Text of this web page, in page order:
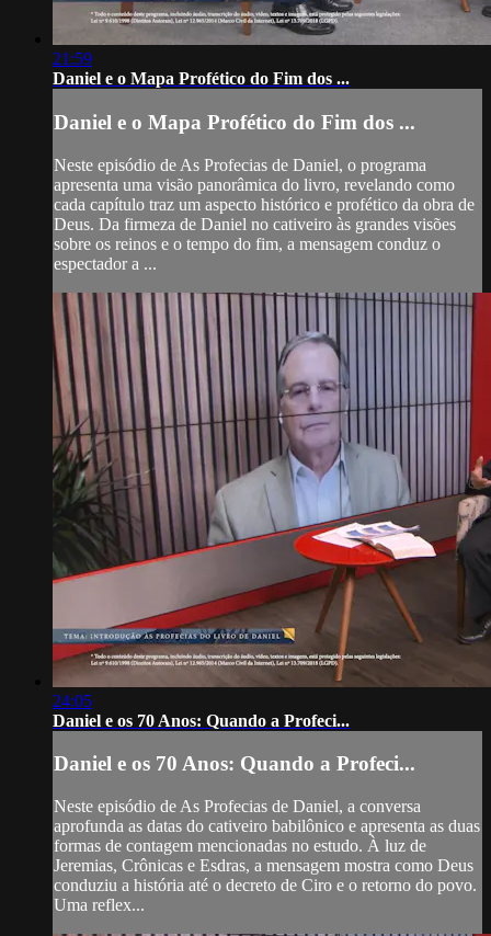
21:59
Daniel e o Mapa Profético do Fim dos ...
Daniel e o Mapa Profético do Fim dos ...
Neste episódio de As Profecias de Daniel, o programa
apresenta uma visão panorâmica do livro, revelando como
cada capítulo traz um aspecto histórico e profético da obra de
Deus. Da firmeza de Daniel no cativeiro às grandes visões
sobre os reinos e o tempo do fim, a mensagem conduz o
espectador a ...
24:05
Daniel e os 70 Anos: Quando a Profeci...
Daniel e os 70 Anos: Quando a Profeci...
Neste episódio de As Profecias de Daniel, a conversa
aprofunda as datas do cativeiro babilônico e apresenta as duas
formas de contagem mencionadas no estudo. À luz de
Jeremias, Crônicas e Esdras, a mensagem mostra como Deus
conduziu a história até o decreto de Ciro e o retorno do povo.
Uma reflex...